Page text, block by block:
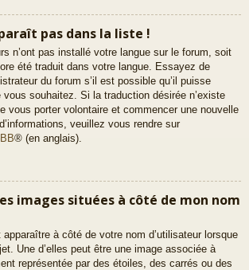
pas dans la liste !
n’ont pas installé votre langue sur le forum, soit
été traduit dans votre langue. Essayez de
du forum s’il est possible qu’il puisse
souhaitez. Si la traduction désirée n’existe
vous porter volontaire et commencer une nouvelle
veuillez vous rendre sur
® (en anglais).
images situées à côté de mon nom
à côté de votre nom d’utilisateur lorsque
Une d’elles peut être une image associée à
représentée par des étoiles, des carrés ou des